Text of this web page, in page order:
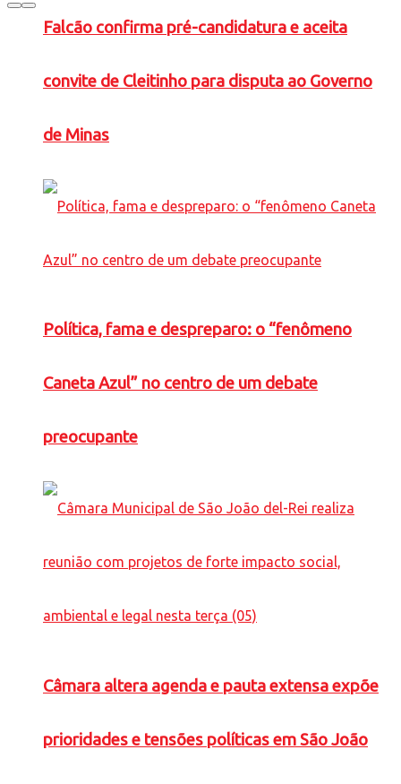
Falcão confirma pré-candidatura e aceita
convite de Cleitinho para disputa ao Governo
de Minas
Política, fama e despreparo: o “fenômeno
Caneta Azul” no centro de um debate
preocupante
Câmara altera agenda e pauta extensa expõe
prioridades e tensões políticas em São João